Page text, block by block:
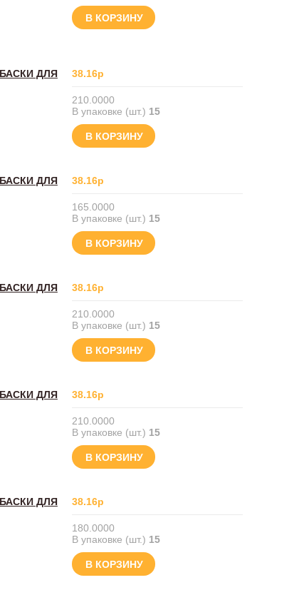
В КОРЗИНУ
ДЛЯ
38.16р
210.0000
В упаковке (шт.) 15
В КОРЗИНУ
ДЛЯ
38.16р
165.0000
В упаковке (шт.) 15
В КОРЗИНУ
ДЛЯ
38.16р
210.0000
В упаковке (шт.) 15
В КОРЗИНУ
ДЛЯ
38.16р
210.0000
В упаковке (шт.) 15
В КОРЗИНУ
ДЛЯ
38.16р
180.0000
В упаковке (шт.) 15
В КОРЗИНУ